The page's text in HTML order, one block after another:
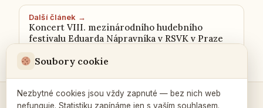
Další článek →
Koncert VIII. mezinárodního hudebního
festivalu Eduarda Nápravníka v RSVK v Praze
Soubory cookie
Nezbytné cookies jsou vždy zapnuté — bez nich web
nefunguje. Statistiku zapínáme jen s vaším souhlasem.